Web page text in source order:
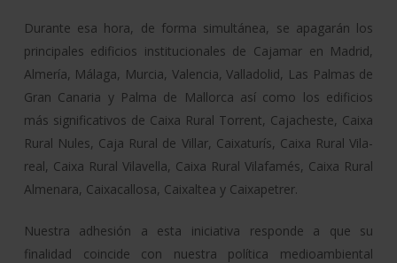
Durante esa hora, de forma simultánea, se apagarán los
principales edificios institucionales de Cajamar en Madrid,
Almería, Málaga, Murcia, Valencia, Valladolid, Las Palmas de
Gran Canaria y Palma de Mallorca así como los edificios
más significativos de Caixa Rural Torrent, Cajacheste, Caixa
Rural Nules, Caja Rural de Villar, Caixaturís, Caixa Rural Vila-
real, Caixa Rural Vilavella, Caixa Rural Vilafamés, Caixa Rural
Almenara, Caixacallosa, Caixaltea y Caixapetrer.
Nuestra adhesión a esta iniciativa responde a que su
finalidad coincide con nuestra política medioambiental